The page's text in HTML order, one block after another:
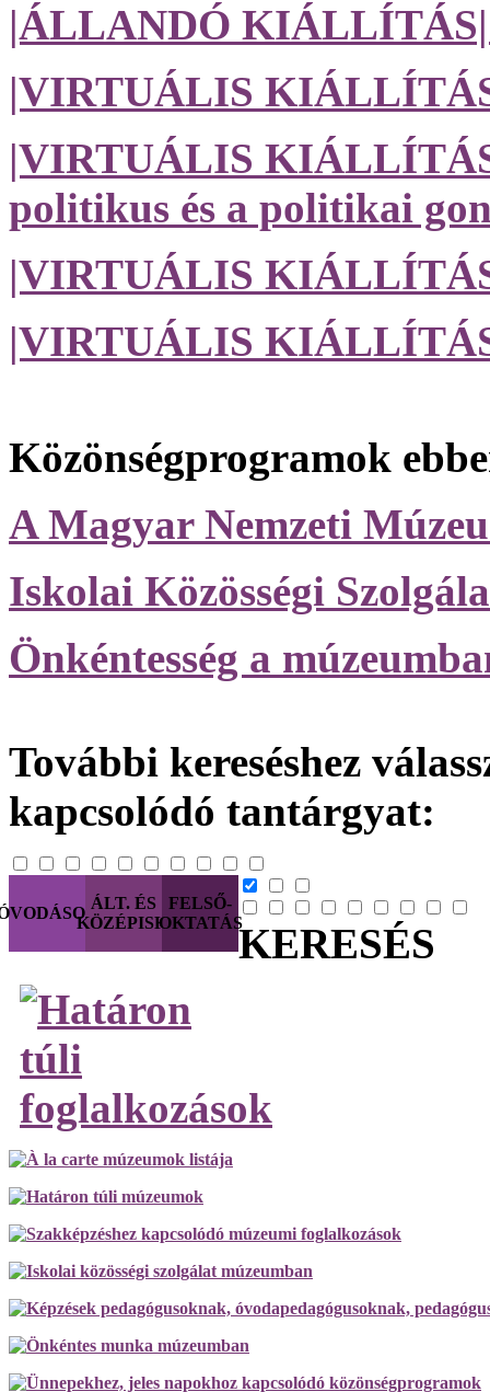
|ÁLLANDÓ
|VIRTUÁLIS
|VIRTUÁLIS
politikus és a politikai
|VIRTUÁLIS
|VIRTUÁLIS
Közönségprogramok
A Magyar Nemzeti
Iskolai Közösségi
Önkéntesség a
További kereséshez
kapcsolódó tantárgyat:
ÁLT. ÉS
KÖZÉPISK.
FELSŐ-
OKTATÁSKERESÉS